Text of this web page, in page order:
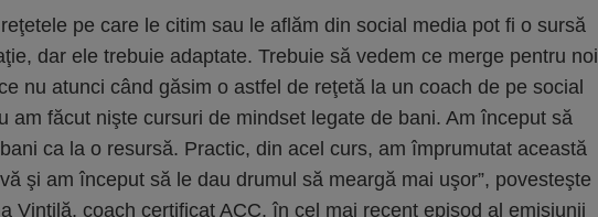
pe care le citim sau le aflăm din social media pot fi o sursă
dar ele trebuie adaptate. Trebuie să vedem ce merge pentru noi
nu atunci când găsim o astfel de reţetă la un coach de pe social
am făcut nişte cursuri de mindset legate de bani. Am început să
ca la o resursă. Practic, din acel curs, am împrumutat această
şi am început să le dau drumul să meargă mai uşor”, povesteşte
Vintilă, coach certificat ACC, în cel mai recent episod al emisiunii